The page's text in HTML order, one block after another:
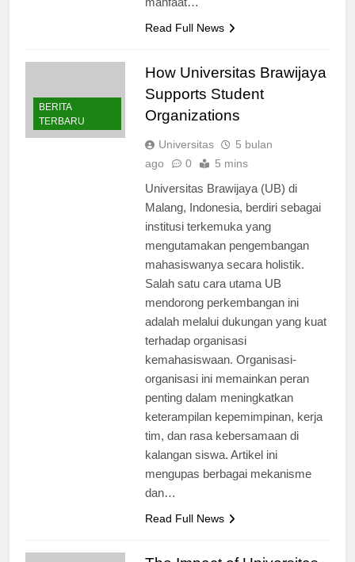
BERITA
How Universitas Brawijaya
Supports Student
Organizations
Universitas
5 bulan
Universitas Brawijaya (UB) di
Malang, Indonesia, berdiri sebagai
institusi terkemuka yang
mengutamakan pengembangan
mahasiswanya secara holistik.
Salah satu cara utama UB
mendorong perkembangan ini
adalah melalui dukungan yang kuat
terhadap organisasi
kemahasiswaan. Organisasi-
organisasi ini memainkan peran
penting dalam meningkatkan
keterampilan kepemimpinan, kerja
tim, dan rasa kebersamaan di
kalangan siswa. Artikel ini
mengupas berbagai mekanisme